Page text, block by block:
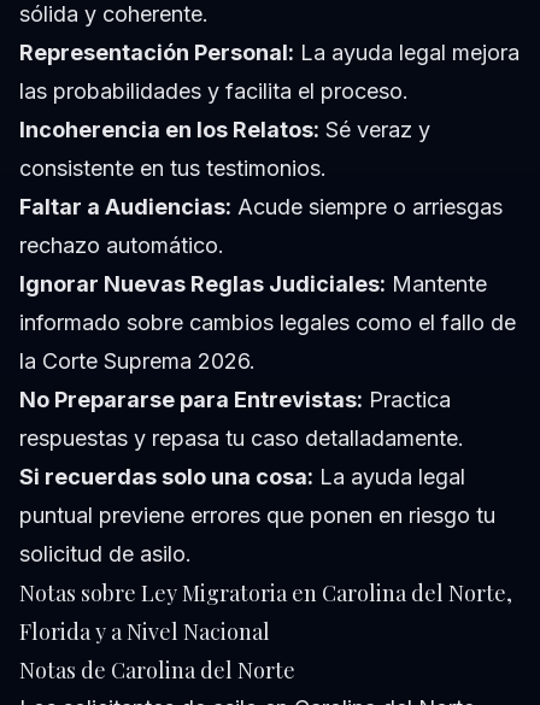
sólida y coherente.
Representación Personal: La ayuda legal mejora
las probabilidades y facilita el proceso.
Incoherencia en los Relatos: Sé veraz y
consistente en tus testimonios.
Faltar a Audiencias: Acude siempre o arriesgas
rechazo automático.
Ignorar Nuevas Reglas Judiciales: Mantente
informado sobre cambios legales como el fallo de
la Corte Suprema 2026.
No Prepararse para Entrevistas: Practica
respuestas y repasa tu caso detalladamente.
Si recuerdas solo una cosa: La ayuda legal
puntual previene errores que ponen en riesgo tu
solicitud de asilo.
Notas sobre Ley Migratoria en Carolina del Norte,
Florida y a Nivel Nacional
Notas de Carolina del Norte